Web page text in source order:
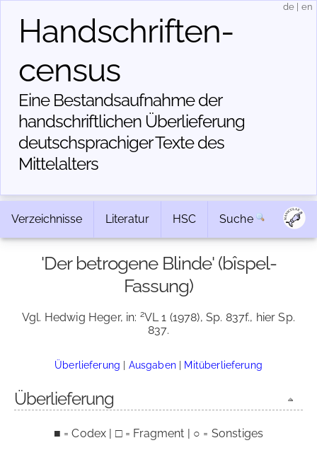
Handschriften­
census
Eine Bestandsaufnahme der
handschriftlichen Über­lieferung
deutschsprachiger Texte des
Mittelalters
de en
Verzeichnisse Literatur HSC Suche
'Der betrogene Blinde' (bîspel-
Fassung)
Vgl. Hedwig Heger, in: 2VL 1 (1978), Sp. 837f., hier Sp.
837.
Überlieferung | Ausgaben| Mitüberlieferung
Überlieferung
■ = Codex | □ = Fragment | ○ = Sonstiges